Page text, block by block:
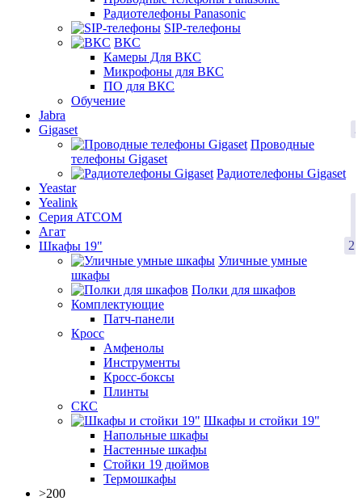
Радиотелефоны Panasonic
SIP-телефоны
ВКС
Камеры Для ВКС
Микрофоны для ВКС
ПО для ВКС
Обучение
Jabra
Gigaset
Проводные
телефоны Gigaset
Радиотелефоны Gigaset
Yeastar
Yealink
Серия ATCOM
Агат
Шкафы 19"
Уличные умные
шкафы
Полки для шкафов
Комплектующие
Патч-панели
Кросс
Амфенолы
Инструменты
Кросс-боксы
Плинты
СКС
Шкафы и стойки 19"
Напольные шкафы
Настенные шкафы
Стойки 19 дюймов
Термошкафы
>200